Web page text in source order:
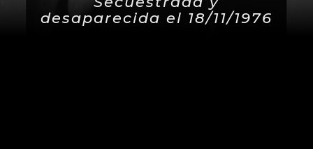
desaparecida el 18/11/1976